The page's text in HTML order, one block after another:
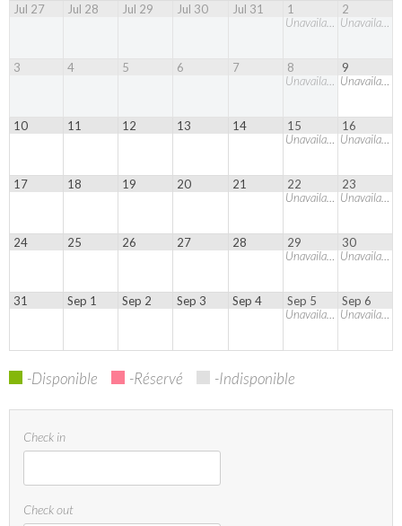
Jul 27
Jul 28 Jul 29 Jul 30 Jul 31
1
Unavailable
2
Unavailable
3 4 5 6 7
8
Unavailable
9
Unavailable
10 11 12 13 14
15
Unavailable
16
Unavailable
17 18 19 20 21
22
Unavailable
23
Unavailable
24 25 26 27 28
29
Unavailable
30
Unavailable
31 Sep 1 Sep 2 Sep 3 Sep 4
Sep 5
Unavailable
Sep 6
Unavailable
-Disponible -Réservé -Indisponible
Check in
Check out